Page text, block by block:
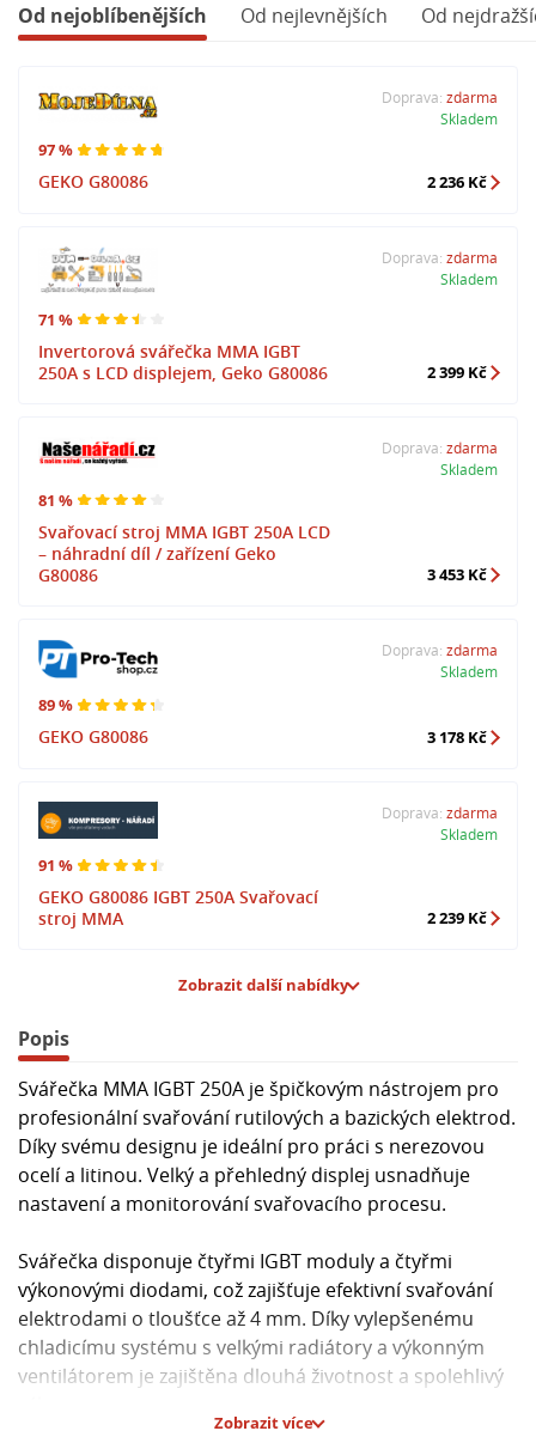
Od nejoblíbenějších Od nejlevnějších Od
97 %
GEKO G80086
Doprava: zdarma
Skladem
2 236 Kč
71 %
Invertorová svářečka MMA IGBT
250A s LCD displejem, Geko G80086
Doprava: zdarma
Skladem
2 399 Kč
81 %
Svařovací stroj MMA IGBT 250A LCD
– náhradní díl / zařízení Geko
G80086
Doprava: zdarma
Skladem
3 453 Kč
89 %
GEKO G80086
Doprava: zdarma
Skladem
3 178 Kč
91 %
GEKO G80086 IGBT 250A Svařovací
stroj MMA
Doprava: zdarma
Skladem
2 239 Kč
Zobrazit další nabídky
Popis
Svářečka MMA IGBT 250A je špičkovým nástrojem pro
profesionální svařování rutilových a bazických elektrod.
Díky svému designu je ideální pro práci s nerezovou
ocelí a litinou. Velký a přehledný displej usnadňuje
nastavení a monitorování svařovacího procesu.
Svářečka disponuje čtyřmi IGBT moduly a čtyřmi
výkonovými diodami, což zajišťuje efektivní svařování
elektrodami o tloušťce až 4 mm. Díky vylepšenému
chladicímu systému s velkými radiátory a výkonným
ventilátorem je zajištěna dlouhá životnost a spolehlivý
Zobrazit více